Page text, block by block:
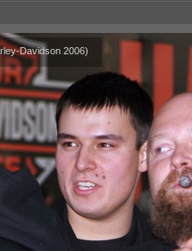
Davidson 2006)